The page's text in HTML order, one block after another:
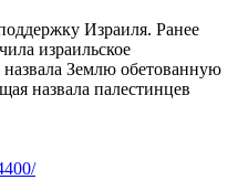
Израиля. Ранее
израильское
Землю обетованную
назвала палестинцев